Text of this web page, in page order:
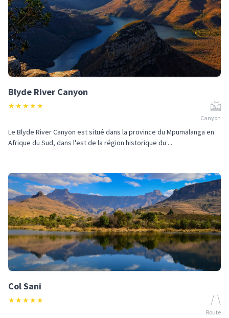
Blyde River Canyon
★★★★★
Canyon
Le Blyde River Canyon est situé dans la province du Mpumalanga en
Afrique du Sud, dans l'est de la région historique du ...
Col Sani
★★★★★
Route